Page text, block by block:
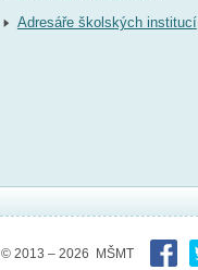
Adresáře školských institucí
© 2013 – 2026 MŠMT